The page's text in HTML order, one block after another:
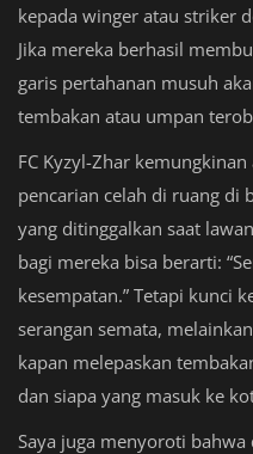
kepada winger atau striker
Jika mereka berhasil
garis pertahanan musuh
tembakan atau umpan
FC Kyzyl-Zhar
pencarian celah di ruang di
yang ditinggalkan saat
bagi mereka bisa berarti:
kesempatan.” Tetapi kunci
serangan semata,
kapan melepaskan
dan siapa yang masuk ke
Saya juga menyoroti